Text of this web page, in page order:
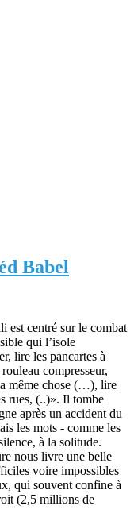
Babel
est centré sur le combat
qui l’isole
lire les pancartes à
compresseur,
même chose (…), lire
rues, (..)». Il tombe
après un accident du
les mots - comme les
à la solitude.
nous livre une belle
voire impossibles
qui souvent confine à
(2,5 millions de